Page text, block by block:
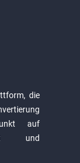
die
auf
und